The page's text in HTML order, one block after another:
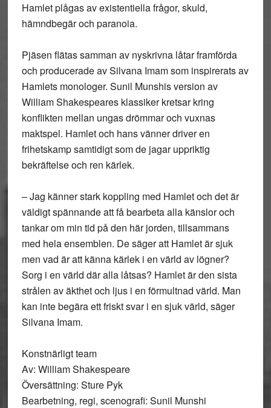
Hamlet plågas av existentiella frågor, skuld,
hämndbegär och paranoia.
Pjäsen flätas samman av nyskrivna låtar framförda
och producerade av Silvana Imam som inspirerats av
Hamlets monologer. Sunil Munshis version av
William Shakespeares klassiker kretsar kring
konflikten mellan ungas drömmar och vuxnas
maktspel. Hamlet och hans vänner driver en
frihetskamp samtidigt som de jagar uppriktig
bekräftelse och ren kärlek.
– Jag känner stark koppling med Hamlet och det är
väldigt spännande att få bearbeta alla känslor och
tankar om min tid på den här jorden, tillsammans
med hela ensemblen. De säger att Hamlet är sjuk
men vad är att känna kärlek i en värld av lögner?
Sorg i en värld där alla låtsas? Hamlet är den sista
strålen av äkthet och ljus i en förmultnad värld. Man
kan inte begära ett friskt svar i en sjuk värld, säger
Silvana Imam.
Konstnärligt team
Av: William Shakespeare
Översättning: Sture Pyk
Bearbetning, regi, scenografi: Sunil Munshi